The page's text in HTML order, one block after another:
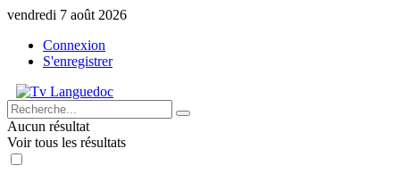
vendredi 7 août 2026
Connexion
S'enregistrer
Aucun résultat
Voir tous les résultats